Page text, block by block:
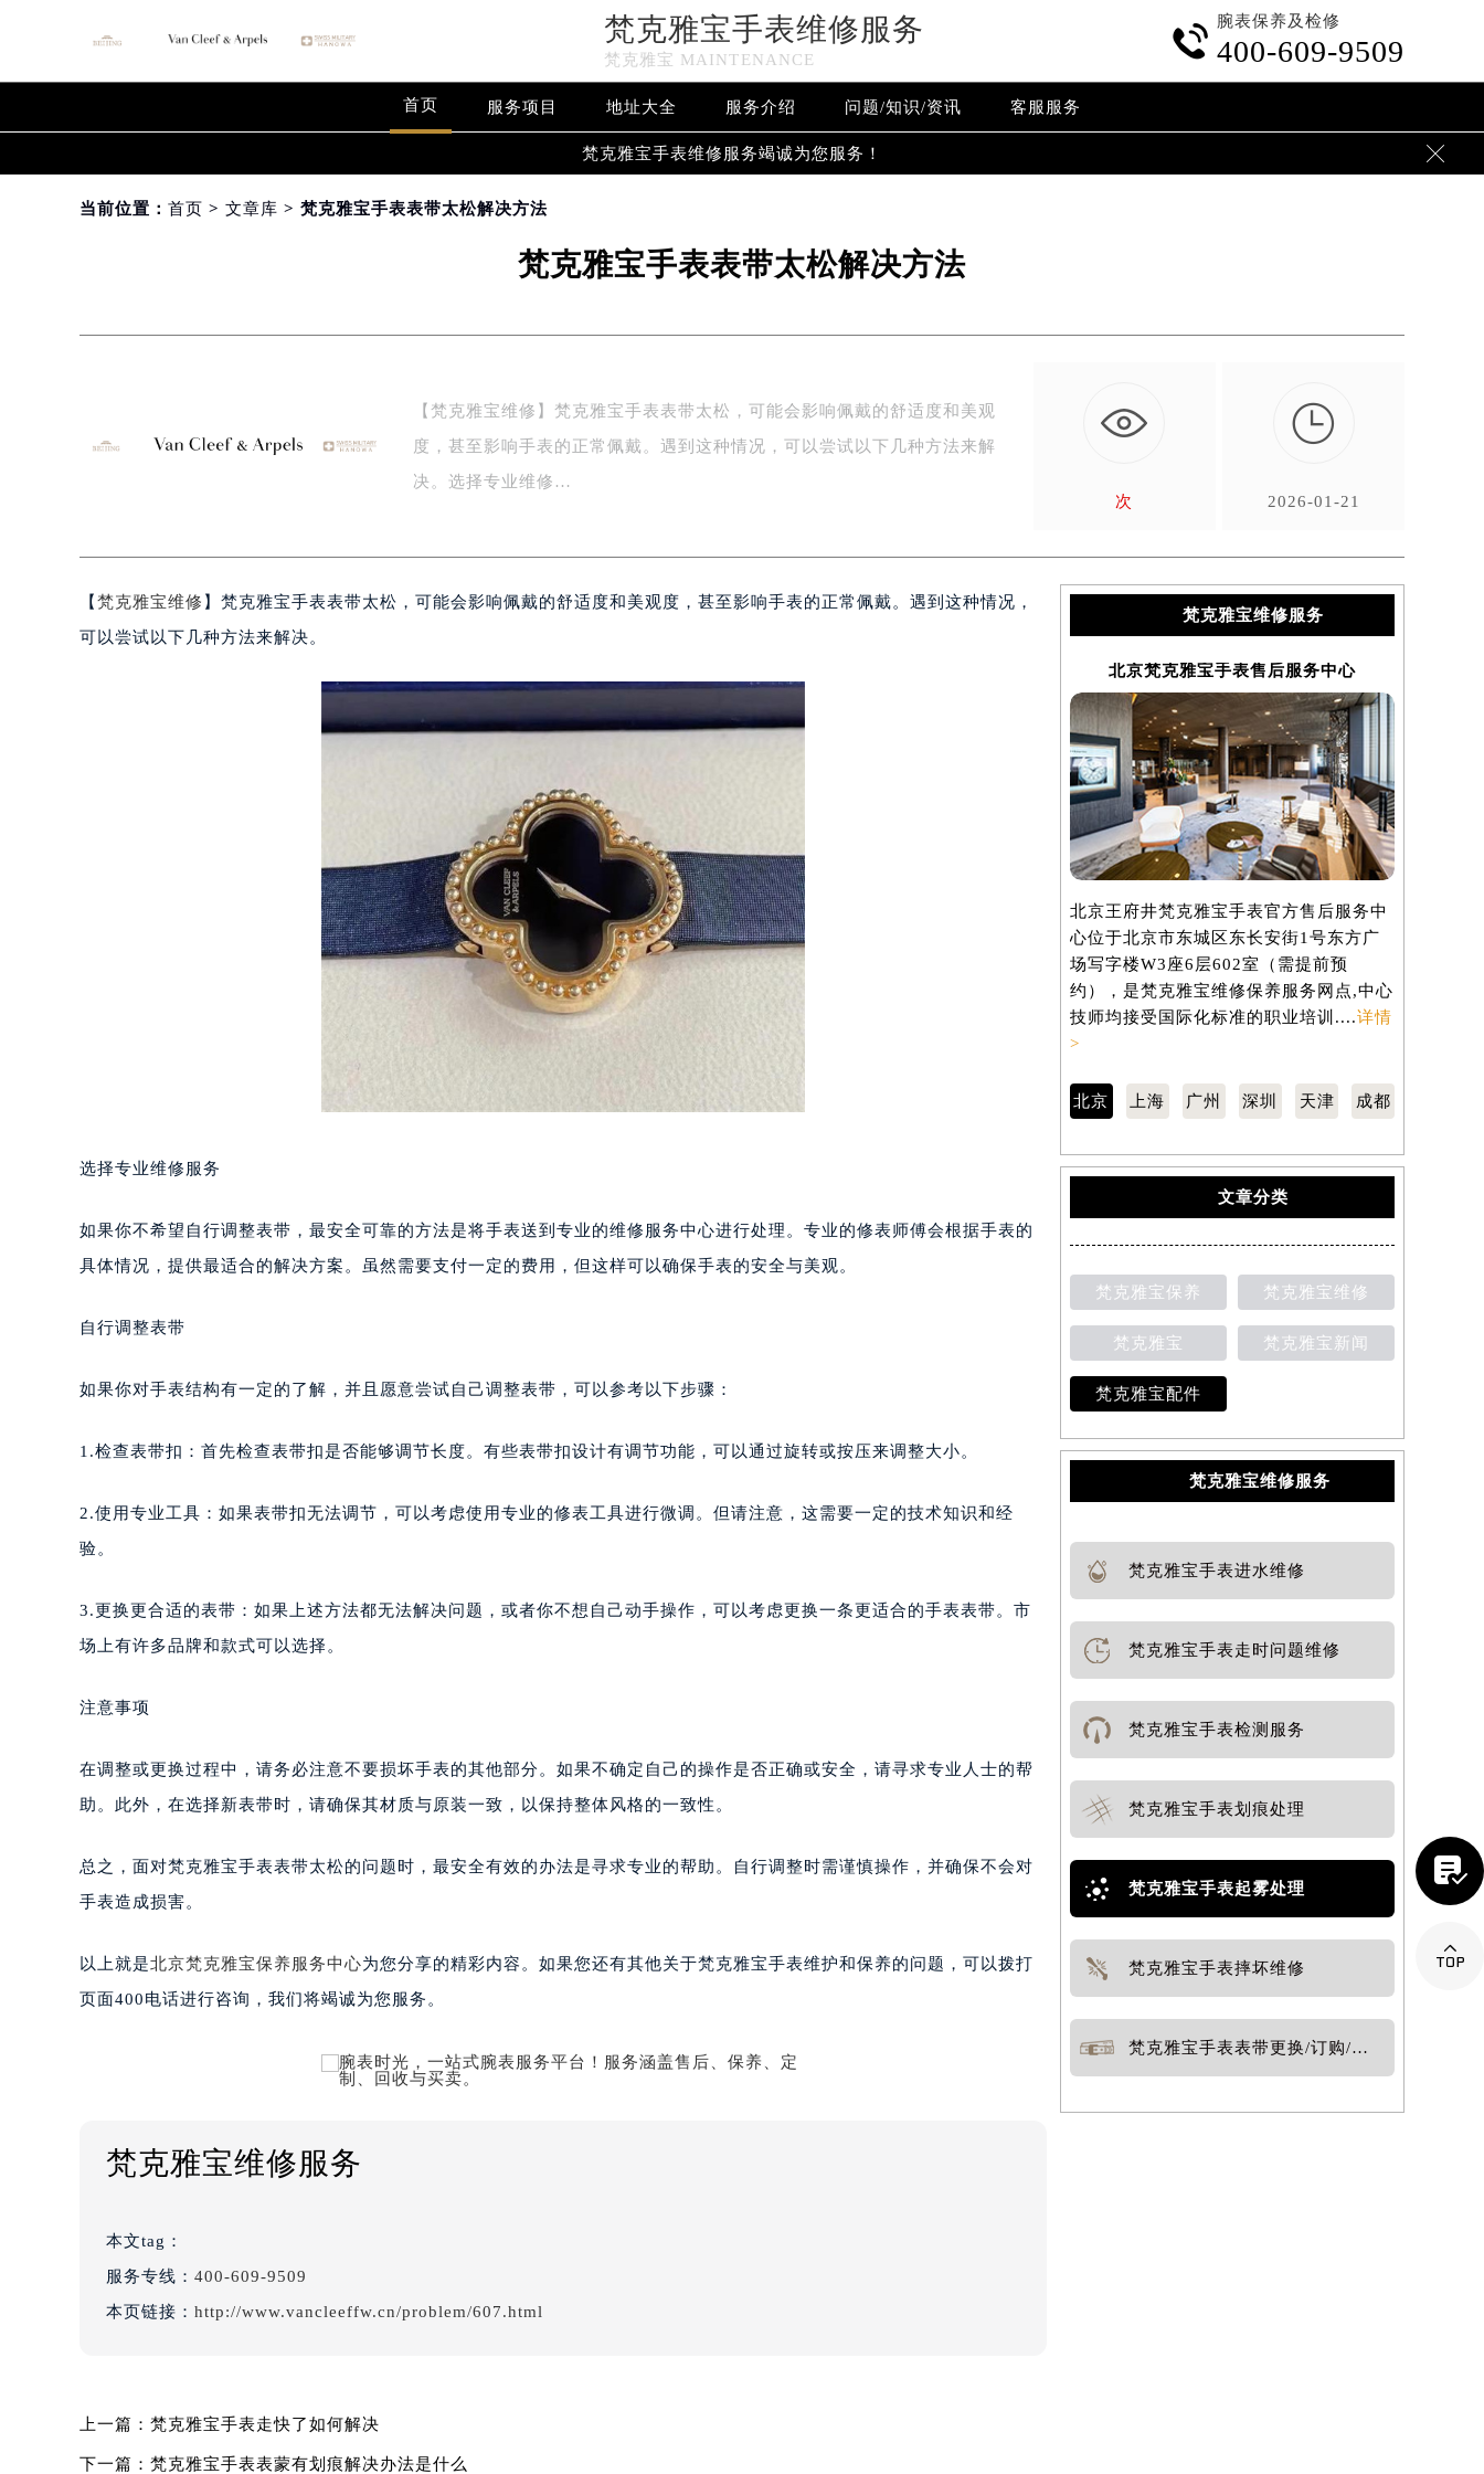
梵克雅宝手表维修服务
梵克雅宝 MAINTENANCE

腕表保养及检修
400-609-9509
首页 服务项目 地址大全 服务介绍 问题/知识/资讯 客服服务
梵克雅宝手表维修服务竭诚为您服务！ 
当前位置： 首页 > 文章库 > 梵克雅宝手表表带太松解决方法
梵克雅宝手表表带太松解决方法
【梵克雅宝维修】梵克雅宝手表表带太松，可能会影响佩戴的舒适度和美观
度，甚至影响手表的正常佩戴。遇到这种情况，可以尝试以下几种方法来解
决。选择专业维修…
次

2026-01-21
【 梵克雅宝维修 】梵克雅宝手表表带太松，可能会影响佩戴的舒适度和美观度，甚至影响手表的正常佩戴。遇到这种情况，
可以尝试以下几种方法来解决。
选择专业维修服务
如果你不希望自行调整表带，最安全可靠的方法是将手表送到专业的维修服务中心进行处理。专业的修表师傅会根据手表的
具体情况，提供最适合的解决方案。虽然需要支付一定的费用，但这样可以确保手表的安全与美观。
自行调整表带
如果你对手表结构有一定的了解，并且愿意尝试自己调整表带，可以参考以下步骤：
1.检查表带扣：首先检查表带扣是否能够调节长度。有些表带扣设计有调节功能，可以通过旋转或按压来调整大小。
2.使用专业工具：如果表带扣无法调节，可以考虑使用专业的修表工具进行微调。但请注意，这需要一定的技术知识和经
验。
3.更换更合适的表带：如果上述方法都无法解决问题，或者你不想自己动手操作，可以考虑更换一条更适合的手表表带。市
场上有许多品牌和款式可以选择。
注意事项
在调整或更换过程中，请务必注意不要损坏手表的其他部分。如果不确定自己的操作是否正确或安全，请寻求专业人士的帮
助。此外，在选择新表带时，请确保其材质与原装一致，以保持整体风格的一致性。
总之，面对梵克雅宝手表表带太松的问题时，最安全有效的办法是寻求专业的帮助。自行调整时需谨慎操作，并确保不会对
手表造成损害。
以上就是北京梵克雅宝保养服务中心为您分享的精彩内容。如果您还有其他关于梵克雅宝手表维护和保养的问题，可以拨打
页面400电话进行咨询，我们将竭诚为您服务。
梵克雅宝维修服务
本文tag：
服务专线： 400-609-9509
本页链接： http://www.vancleeffw.cn/problem/607.html
上一篇： 梵克雅宝手表走快了如何解决
下一篇： 梵克雅宝手表表蒙有划痕解决办法是什么
梵克雅宝维修服务
北京梵克雅宝手表售后服务中心
北京王府井梵克雅宝手表官方售后服务中
心位于北京市东城区东长安街1号东方广
场写字楼W3座6层602室（需提前预
约），是梵克雅宝维修保养服务网点,中心
技师均接受国际化标准的职业培训....详情
>
北京 上海 广州 深圳 天津 成都
文章分类
梵克雅宝保养 梵克雅宝维修
梵克雅宝 梵克雅宝新闻
梵克雅宝配件
梵克雅宝维修服务
梵克雅宝手表进水维修
梵克雅宝手表走时问题维修
梵克雅宝手表检测服务
梵克雅宝手表划痕处理
梵克雅宝手表起雾处理
梵克雅宝手表摔坏维修
梵克雅宝手表表带更换/订购/定制

